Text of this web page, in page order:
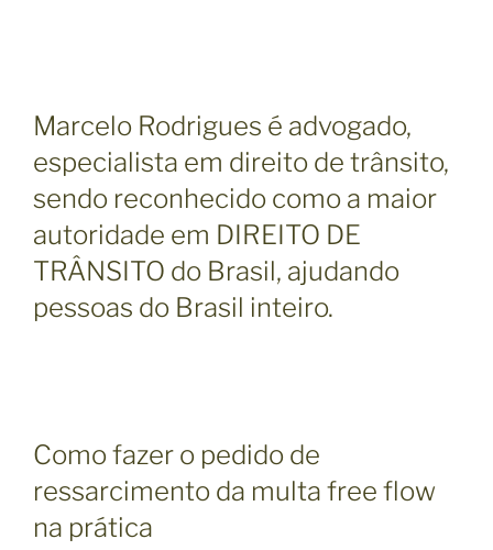
Marcelo Rodrigues é advogado,
especialista em direito de trânsito,
sendo reconhecido como a maior
autoridade em DIREITO DE
TRÂNSITO do Brasil, ajudando
pessoas do Brasil inteiro.
Como fazer o pedido de
ressarcimento da multa free flow
na prática